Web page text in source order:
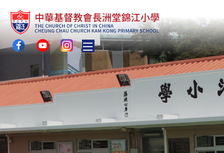
Toggle main menu visibility